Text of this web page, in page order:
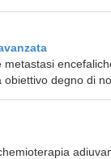
metastasi
degno di